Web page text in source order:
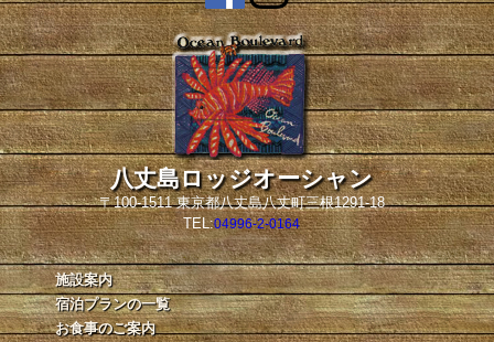
八丈島ロッジオーシャン
〒100-1511 東京都八丈島八丈町三根1291-18
TEL:04996-2-0164
施設案内
宿泊プランの一覧
お食事のご案内